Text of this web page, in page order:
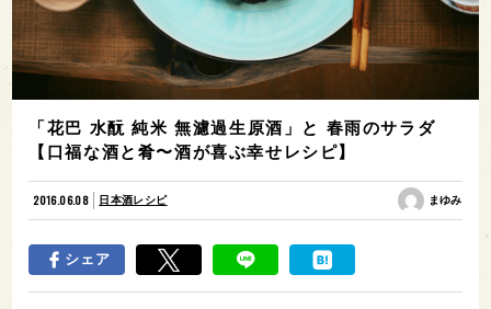
「花巴 水酛 純米 無濾過生原酒」と 春雨のサラダ
【口福な酒と肴〜酒が喜ぶ幸せレシピ】
2016.06.08 日本酒レシピ まゆみ
シェア